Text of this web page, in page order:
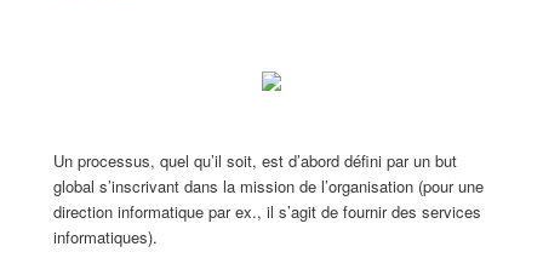
Un processus, quel qu’il soit, est d’abord défini par un but
global s’inscrivant dans la mission de l’organisation (pour une
direction informatique par ex., il s’agit de fournir des services
informatiques).